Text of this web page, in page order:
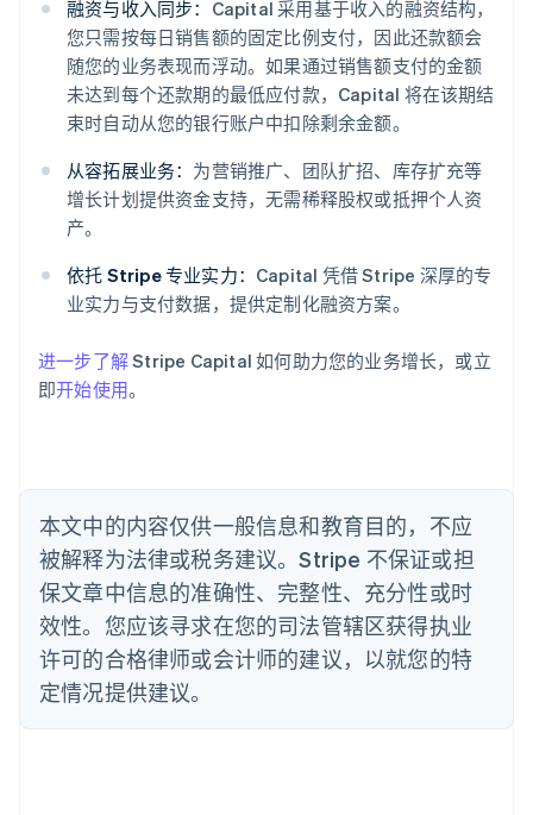
融资与收入同步： Capital 采用基于收入的融资结构，
您只需按每日销售额的固定比例支付，因此还款额会
随您的业务表现而浮动。如果通过销售额支付的金额
未达到每个还款期的最低应付款，Capital 将在该期结
束时自动从您的银行账户中扣除剩余金额。
从容拓展业务： 为营销推广、团队扩招、库存扩充等
增长计划提供资金支持，无需稀释股权或抵押个人资
产。
依托 Stripe 专业实力： Capital 凭借 Stripe 深厚的专
业实力与支付数据，提供定制化融资方案。
进一步了解Stripe Capital 如何助力您的业务增长，或立
即开始使用。
本文中的内容仅供一般信息和教育目的，不应
被解释为法律或税务建议。Stripe 不保证或担
保文章中信息的准确性、完整性、充分性或时
效性。您应该寻求在您的司法管辖区获得执业
许可的合格律师或会计师的建议，以就您的特
定情况提供建议。
阿联酋
爱尔兰
English
爱沙尼亚
English
奥地利
Deutsch English
澳大利亚
巴西
Português
English
丹麦
English
德国
DeutschEnglish
法国
FrançaisEnglish
芬兰
EnglishSvenska